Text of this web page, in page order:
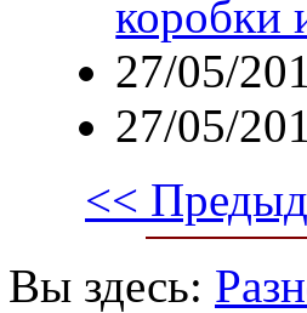
коробки
27/05/
27/05/
<<
Вы здесь: